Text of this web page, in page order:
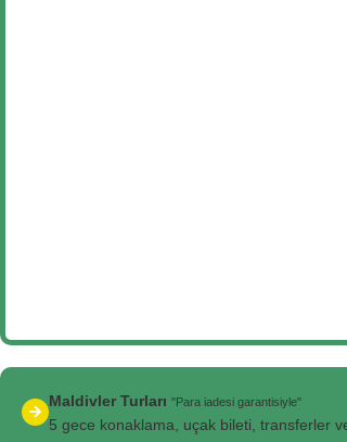
Maldivler Turları "Para iadesi garantisiyle"
5 gece konaklama, uçak bileti, transferler